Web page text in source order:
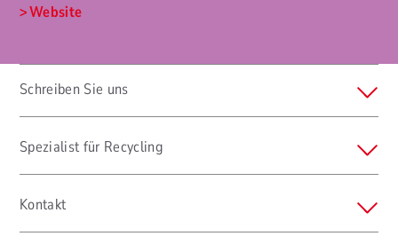
Website
Schreiben Sie uns
Spezialist für Recycling
Kontakt